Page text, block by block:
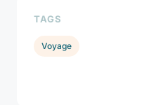
TAGS
Voyage